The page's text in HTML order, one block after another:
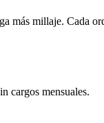
más millaje. Cada
cargos mensuales.